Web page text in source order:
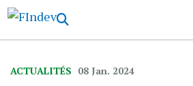
ACTUALITÉS 08 Jan. 2024